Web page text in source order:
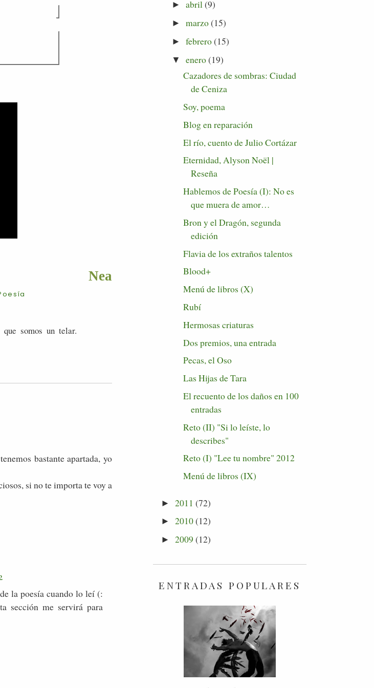
Nea
somos un telar.
bastante apartada, yo
si no te importa te voy a
la poesía cuando lo leí (:
sección me servirá para
►abril(9)
►marzo(15)
►febrero(15)
▼ enero(19)
Cazadores de sombras: Ciudad
de Ceniza
Soy, poema
Blog en reparación
El río, cuento de Julio Cortázar
Eternidad, Alyson Noël |
Reseña
Hablemos de Poesía (I): No es
que muera de amor…
Bron y el Dragón, segunda
edición
Flavia de los extraños talentos
Blood+
Menú de libros (X)
Rubí
Hermosas criaturas
Dos premios, una entrada
Pecas, el Oso
Las Hijas de Tara
El recuento de los daños en 100
entradas
Reto (II) "Si lo leíste, lo
describes"
Reto (I) "Lee tu nombre" 2012
Menú de libros (IX)
► 2011 (72)
► 2010(12)
► 2009 (12)
ENTRADAS POPULARES